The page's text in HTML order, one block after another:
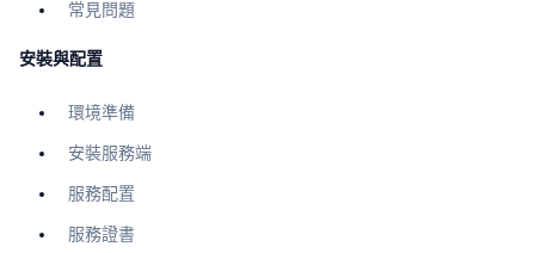
常見問題
安裝與配置
環境準備
安裝服務端
服務配置
服務證書